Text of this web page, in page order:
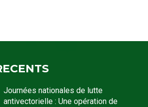
Journées nationales de lutte
antivectorielle : Une opération de